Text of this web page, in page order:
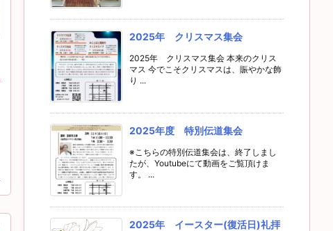
2025年 クリスマス集会
2025年 クリスマス集会 本来のクリス
マス 今でこそクリスマスは、賑やかな飾
り ...
2025年度 特別伝道集会
※こちらの特別伝道集会は、終了しまし
たが、Youtubeにて動画をご覧頂けま
す。 ...
2025年 イースター(復活日)礼拝